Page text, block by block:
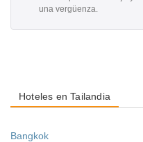
una vergüenza.
Hoteles en Tailandia
Bangkok